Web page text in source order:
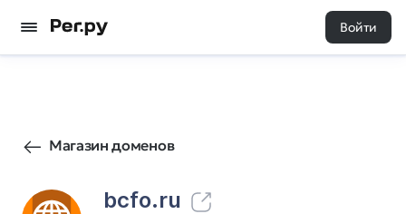
Войти
Магазин доменов
bcfo.ru
154 0